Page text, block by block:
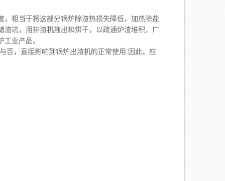
相当于将这部分锅炉除渣热损失降低，加热除盐
坑，用排渣机拖出和烘干，以疏通炉渣堆积，广
业产品。
否，直接影响到锅炉出渣机的正常使用.因此，应